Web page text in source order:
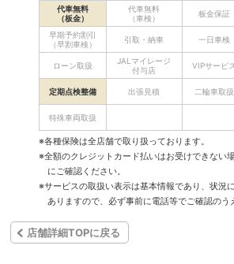
代車無料
（板金）
代車無料
（車検）
板金保証
早期予約割引
（早割車検）
引取・納車 一日車検
ローン取扱
JALマイレージ
付与店
VIPサービス
定期点検整備 出張見積 二輪車取扱
特殊車両取扱
※各種保険は全店舗で取り扱っております。
※全額のクレジットカード払いはお受けできない
にご確認ください。
※サービスの取扱い表示は基本情報であり、状況
ありますので、必ず事前に電話等でご確認のう
店舗詳細TOPに戻る